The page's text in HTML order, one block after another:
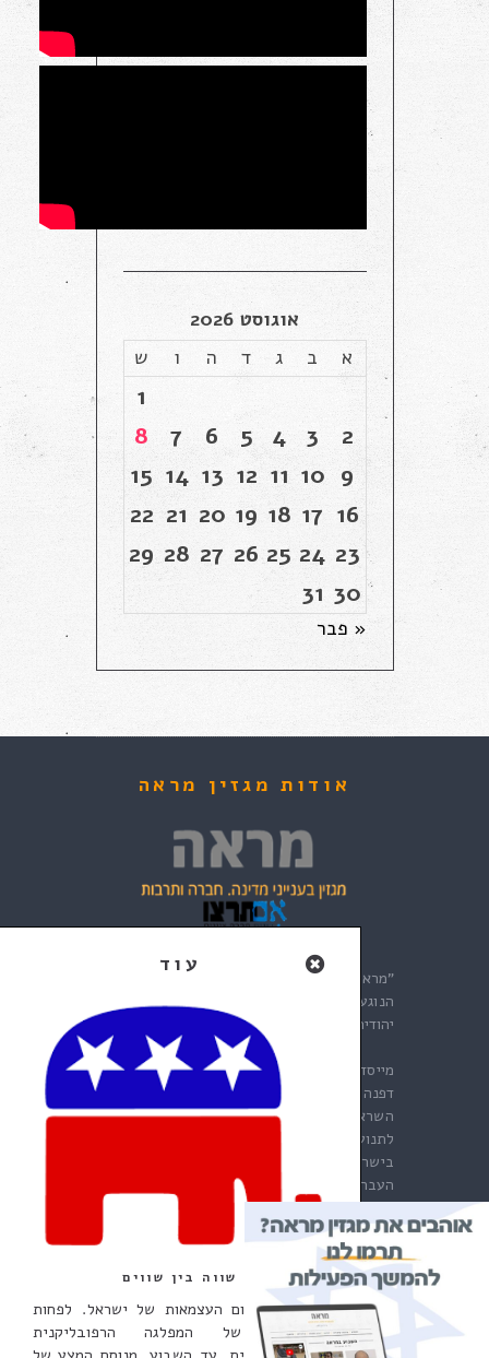
אוגוסט 2026
א
ב ג ד ה ו ש
1
2
3
4
5
6
7
8
9
10
11
12
13
14
15
16
17
18
19
20
21
22
23
24
25
26
27
28
29
30
31
« פבר
שווה בין שווים
השבוע חל יום העצמאות של ישראל. לפחות
מבחינתה של המפלגה הרפובליקנית
אודות מגזין מראה
"מראה" הוא מגזין עם מבט לאומי העוסק בעניינים
הנוגעים לקיומה של ישראל כמדינה ציונית. כלומר
יהודית ודמוקרטית.
מייסדת "מראה", והעורכת הראשית הראשונה היא
דפנה נתניהו. לאחר עבודה מסורה ומעוררת
השראה לאורך שנים, העבירה דפנה את "מראה"
לתנועת "אם תרצו", התנועה הציונית הגדולה
בישראל. אנו מודים לדפנה היקרה על האמון ועל
העברת הלפיד אלינו.
צור קשר
POWERED BY WORDPRESS.